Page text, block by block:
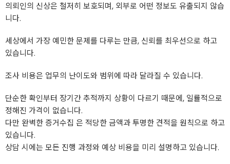
의뢰인의 신상은 철저히 보호되며, 외부로 어떤 정보도 유출되지 않습
니다.
세상에서 가장 예민한 문제를 다루는 만큼, 신뢰를 최우선으로 하고
있습니다.
조사 비용은 업무의 난이도와 범위에 따라 달라질 수 있습니다.
단순한 확인부터 장기간 추적까지 상황이 다르기 때문에, 일률적으로
정해진 가격이 없습니다.
다만 완벽한 증거수집 은 적당한 금액과 투명한 견적을 원칙으로 하고
있습니다.
상담 시에는 모든 진행 과정와 예상 비용을 미리 설명하고 있습니다.